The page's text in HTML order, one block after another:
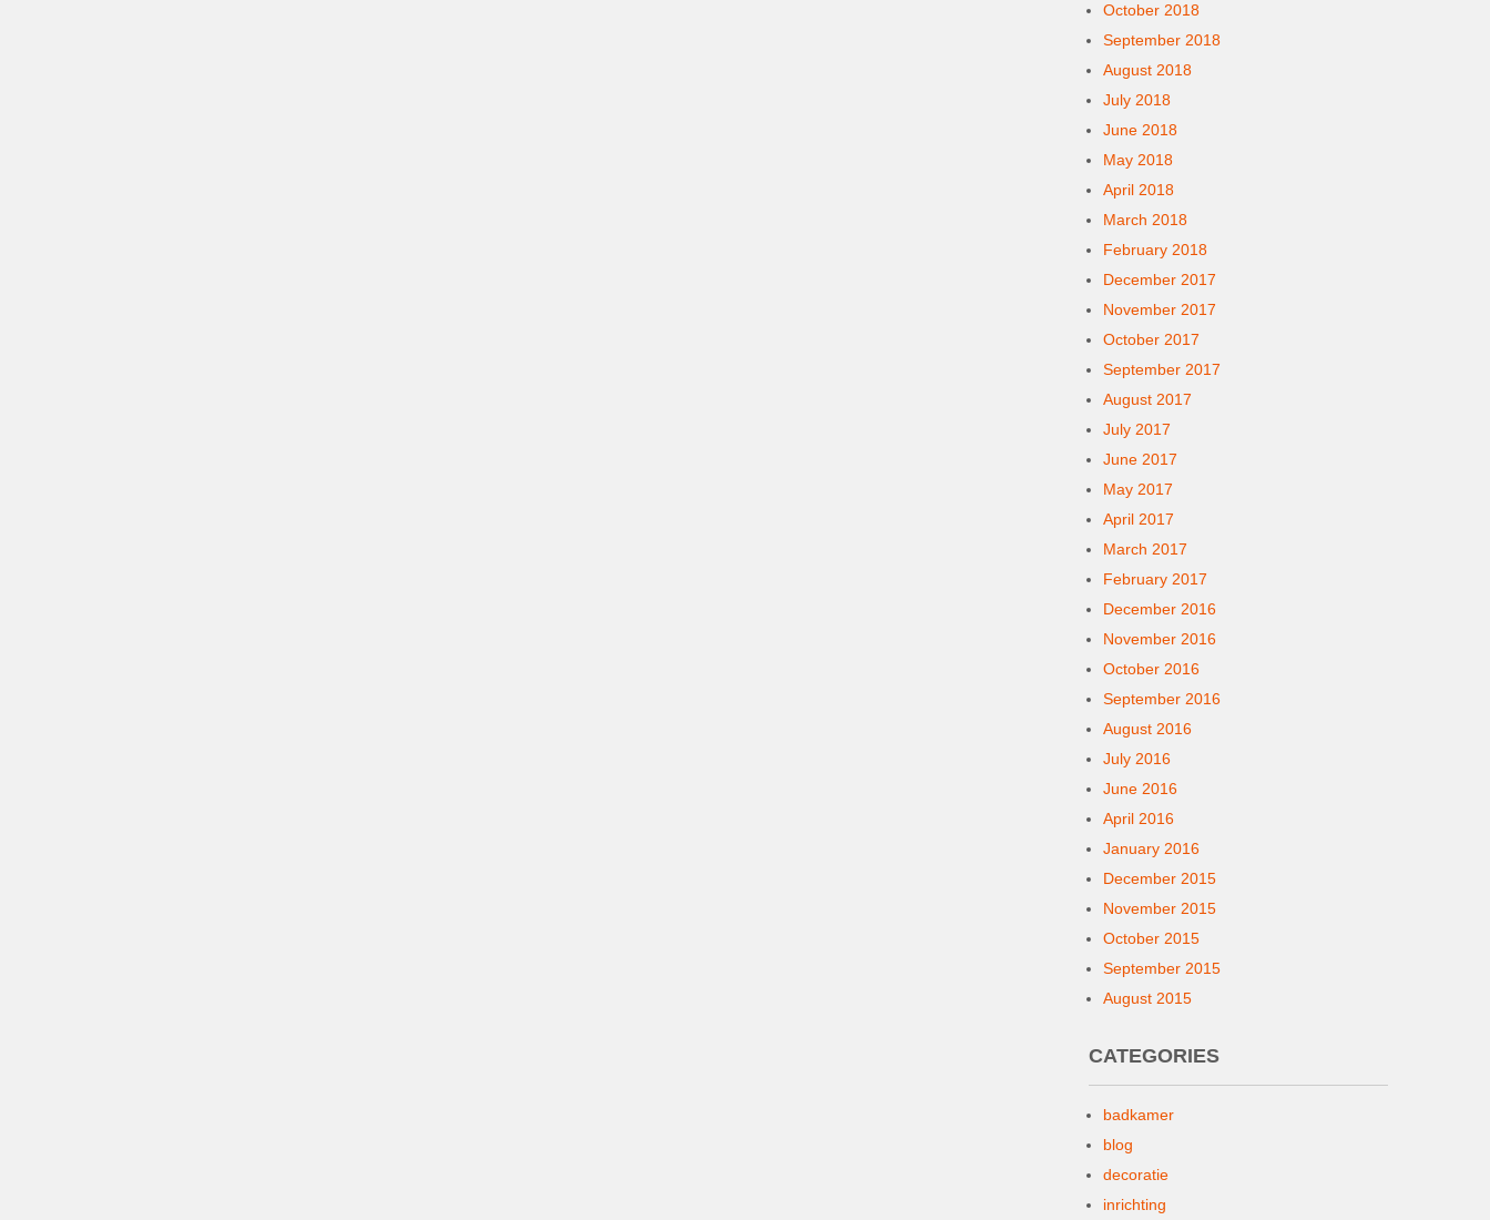
October 2018
September 2018
August 2018
July 2018
June 2018
May 2018
April 2018
March 2018
February 2018
December 2017
November 2017
October 2017
September 2017
August 2017
July 2017
June 2017
May 2017
April 2017
March 2017
February 2017
December 2016
November 2016
October 2016
September 2016
August 2016
July 2016
June 2016
April 2016
January 2016
December 2015
November 2015
October 2015
September 2015
August 2015
CATEGORIES
badkamer
blog
decoratie
inrichting